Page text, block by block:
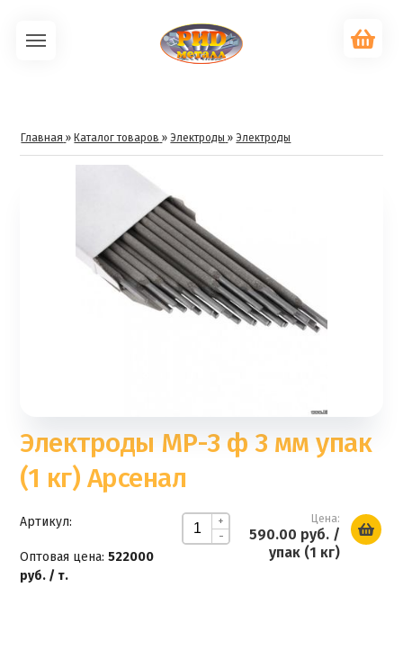
Главная » Каталог товаров »Электроды »Электроды
Электроды МР-3 ф 3 мм упак
(1 кг) Арсенал
+
-
Цена:
590.00 руб./
упак (1 кг)
Артикул:
Оптовая цена: 522000
руб. / т.